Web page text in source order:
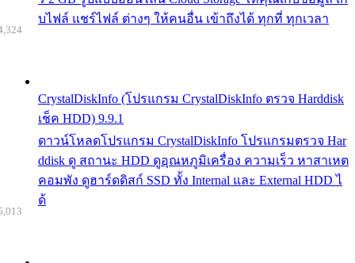
บไฟล์ แชร์ไฟล์ ต่างๆ ให้คนอื่น เข้าถึงได้ ทุกที่ ทุกเวลา
CrystalDiskInfo (โปรแกรม CrystalDiskInfo ตรวจ Harddisk
เช็ค HDD) 9.9.1
ดาวน์โหลดโปรแกรม CrystalDiskInfo โปรแกรมตรวจ Har
ddisk ดู สถานะ HDD ดูอุณหภูมิเครื่อง ความเร็ว หาสาเหต
คอมพัง ดูฮาร์ดดิสก์ SSD ทั้ง Internal และ External HDD ไ
ด้